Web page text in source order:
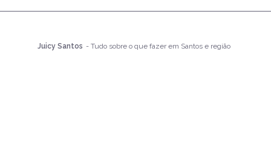
Juicy Santos - Tudo sobre o que fazer em Santos e região